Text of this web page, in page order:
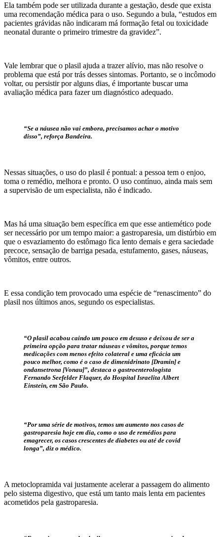
Ela também pode ser utilizada durante a gestação, desde que exista
uma recomendação médica para o uso. Segundo a bula, “estudos em
pacientes grávidas não indicaram má formação fetal ou toxicidade
neonatal durante o primeiro trimestre da gravidez”.
Vale lembrar que o plasil ajuda a trazer alívio, mas não resolve o
problema que está por trás desses sintomas. Portanto, se o incômodo
voltar, ou persistir por alguns dias, é importante buscar uma
avaliação médica para fazer um diagnóstico adequado.
“Se a náusea não vai embora, precisamos achar o motivo
disso”, reforça Bandeira.
Nessas situações, o uso do plasil é pontual: a pessoa tem o enjoo,
toma o remédio, melhora e pronto. O uso contínuo, ainda mais sem
a supervisão de um especialista, não é indicado.
Mas há uma situação bem específica em que esse antiemético pode
ser necessário por um tempo maior: a gastroparesia, um distúrbio em
que o esvaziamento do estômago fica lento demais e gera saciedade
precoce, sensação de barriga pesada, estufamento, gases, náuseas,
vômitos, entre outros.
E essa condição tem provocado uma espécie de “renascimento” do
plasil nos últimos anos, segundo os especialistas.
“O plasil acabou caindo um pouco em desuso e deixou de ser a
primeira opção para tratar náuseas e vômitos, porque temos
medicações com menos efeito colateral e uma eficácia um
pouco melhor, como é o caso de dimenidrinato [Dramin] e
ondansetrona [Vonau]”, destaca o gastroenterologista
Fernando Seefelder Flaquer, do Hospital Israelita Albert
Einstein, em São Paulo.
“Por uma série de motivos, temos um aumento nos casos de
gastroparesia hoje em dia, como o uso de remédios para
emagrecer, os casos crescentes de diabetes ou até de covid
longa”, diz o médico.
A metoclopramida vai justamente acelerar a passagem do alimento
pelo sistema digestivo, que está um tanto mais lenta em pacientes
acometidos pela gastroparesia.